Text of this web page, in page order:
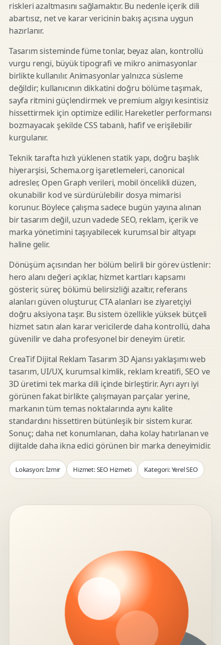
riskleri azaltmasını sağlamaktır. Bu nedenle içerik dili
abartısız, net ve karar vericinin bakış açısına uygun
hazırlanır.
Tasarım sisteminde füme tonlar, beyaz alan, kontrollü
vurgu rengi, büyük tipografi ve mikro animasyonlar
birlikte kullanılır. Animasyonlar yalnızca süsleme
değildir; kullanıcının dikkatini doğru bölüme taşımak,
sayfa ritmini güçlendirmek ve premium algıyı kesintisiz
hissettirmek için optimize edilir. Hareketler performansı
bozmayacak şekilde CSS tabanlı, hafif ve erişilebilir
kurgulanır.
Teknik tarafta hızlı yüklenen statik yapı, doğru başlık
hiyerarşisi, Schema.org işaretlemeleri, canonical
adresler, Open Graph verileri, mobil öncelikli düzen,
okunabilir kod ve sürdürülebilir dosya mimarisi
korunur. Böylece çalışma sadece bugün yayına alınan
bir tasarım değil, uzun vadede SEO, reklam, içerik ve
marka yönetimini taşıyabilecek kurumsal bir altyapı
haline gelir.
Dönüşüm açısından her bölüm belirli bir görev üstlenir:
hero alanı değeri açıklar, hizmet kartları kapsamı
gösterir, süreç bölümü belirsizliği azaltır, referans
alanları güven oluşturur, CTA alanları ise ziyaretçiyi
doğru aksiyona taşır. Bu sistem özellikle yüksek bütçeli
hizmet satın alan karar vericilerde daha kontrollü, daha
güvenilir ve daha profesyonel bir deneyim üretir.
CreaTif Dijital Reklam Tasarım 3D Ajansı yaklaşımı web
tasarım, UI/UX, kurumsal kimlik, reklam kreatifi, SEO ve
3D üretimi tek marka dili içinde birleştirir. Ayrı ayrı iyi
görünen fakat birlikte çalışmayan parçalar yerine,
markanın tüm temas noktalarında aynı kalite
standardını hissettiren bütünleşik bir sistem kurar.
Sonuç; daha net konumlanan, daha kolay hatırlanan ve
dijitalde daha ikna edici görünen bir marka deneyimidir.
Lokasyon: İzmir Hizmet: SEO Hizmeti Kategori: Yerel SEO